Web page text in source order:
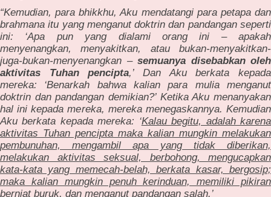
“Kemudian, para bhikkhu, Aku mendatangi para petapa dan
brahmana itu yang menganut doktrin dan pandangan seperti
ini: ‘Apa pun yang dialami orang ini – apakah
menyenangkan, menyakitkan, atau bukan-menyakitkan-
juga-bukan-menyenangkan – semuanya disebabkan oleh
aktivitas Tuhan pencipta,’ Dan Aku berkata kepada
mereka: ‘Benarkah bahwa kalian para mulia menganut
doktrin dan pandangan demikian?’ Ketika Aku menanyakan
hal ini kepada mereka, mereka menegaskannya. Kemudian
Aku berkata kepada mereka: ‘Kalau begitu, adalah karena
aktivitas Tuhan pencipta maka kalian mungkin melakukan
pembunuhan, mengambil apa yang tidak diberikan,
melakukan aktivitas seksual, berbohong, mengucapkan
kata-kata yang memecah-belah, berkata kasar, bergosip;
maka kalian mungkin penuh kerinduan, memiliki pikiran
berniat buruk, dan menganut pandangan salah.’